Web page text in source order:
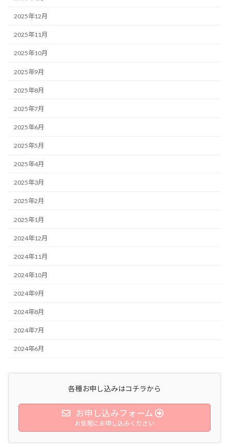
2025年12月
2025年11月
2025年10月
2025年9月
2025年8月
2025年7月
2025年6月
2025年5月
2025年4月
2025年3月
2025年2月
2025年1月
2024年12月
2024年11月
2024年10月
2024年9月
2024年8月
2024年7月
2024年6月
各種お申し込みはコチラから
お申し込みフォーム
お気軽にお申し込みください